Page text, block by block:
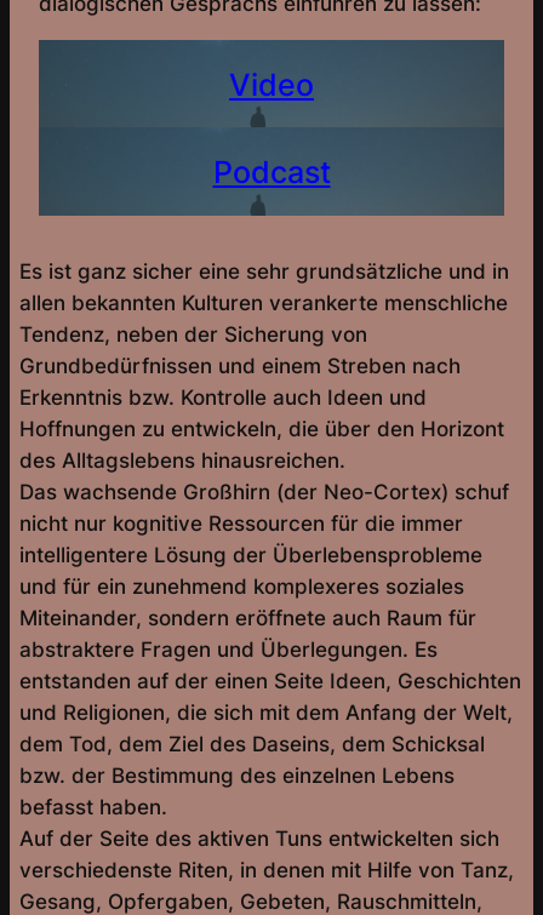
Video
Podcast
Es ist ganz sicher eine sehr grundsätzliche und in
allen bekannten Kulturen verankerte menschliche
Tendenz, neben der Sicherung von
Grundbedürfnissen und einem Streben nach
Erkenntnis bzw. Kontrolle auch Ideen und
Hoffnungen zu entwickeln, die über den Horizont
des Alltagslebens hinausreichen.
Das wachsende Großhirn (der Neo-Cortex) schuf
nicht nur kognitive Ressourcen für die immer
intelligentere Lösung der Überlebensprobleme
und für ein zunehmend komplexeres soziales
Miteinander, sondern eröffnete auch Raum für
abstraktere Fragen und Überlegungen. Es
entstanden auf der einen Seite Ideen, Geschichten
und Religionen, die sich mit dem Anfang der Welt,
dem Tod, dem Ziel des Daseins, dem Schicksal
bzw. der Bestimmung des einzelnen Lebens
befasst haben.
Auf der Seite des aktiven Tuns entwickelten sich
verschiedenste Riten, in denen mit Hilfe von Tanz,
Gesang, Opfergaben, Gebeten, Rauschmitteln,